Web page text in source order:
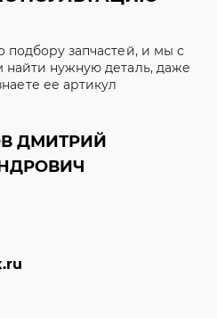
запчастей, и мы с
нужную деталь, даже
ее артикул
ДМИТРИЙ